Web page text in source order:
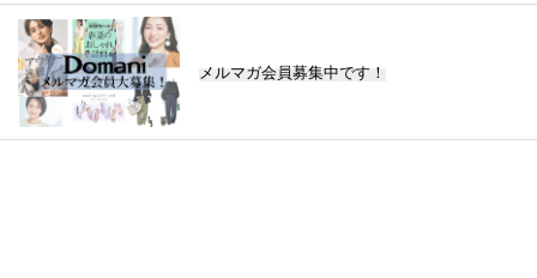
メルマガ会員募集中です！